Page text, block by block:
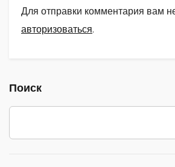
Для отправки комментария вам
авторизоваться.
Поиск